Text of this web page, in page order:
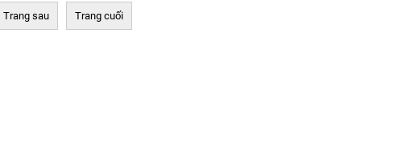
nhưng lại có giá thành hợp lý hơn và dễ dàng
trong quá trình thi công.
Trang sau Trang cuối